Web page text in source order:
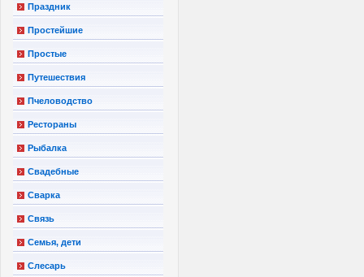
Праздник
Простейшие
Простые
Путешествия
Пчеловодство
Рестораны
Рыбалка
Свадебные
Сварка
Связь
Семья, дети
Слесарь